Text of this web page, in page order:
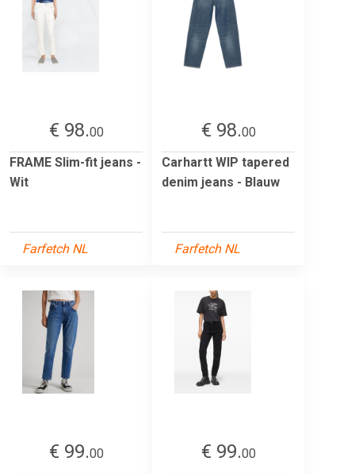
€ 98.00
FRAME Slim-fit jeans -
Wit
Farfetch NL
€ 98.00
Carhartt WIP tapered
denim jeans - Blauw
Farfetch NL
€ 99.00
€ 99.00